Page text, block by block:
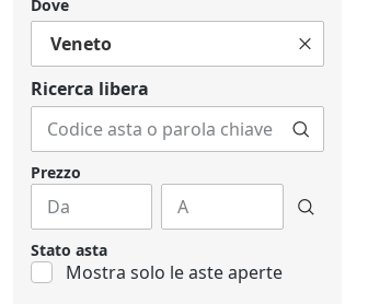
Dove
Veneto
Ricerca libera
Prezzo
Stato asta
Mostra solo le aste aperte